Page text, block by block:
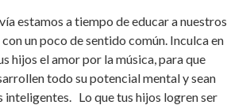
estamos a tiempo de educar a nuestros
un poco de sentido común. Inculca en
hijos el amor por la música, para que
todo su potencial mental y sean
inteligentes. Lo que tus hijos logren ser